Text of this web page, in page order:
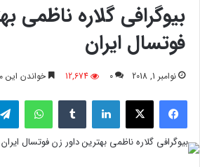
بیوگرافی گلاره ناظمی
فوتسال ایران
نوامبر 1, 2018 0
12,674 خواندن این مطلب 1
فیسبوک لینکدین واتس آپ